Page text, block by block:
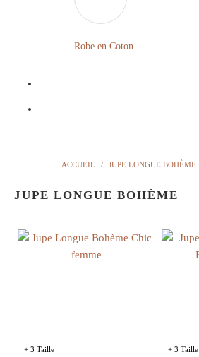
Blog
Question
Robe en Coton
ACCUEIL / JUPE LONGUE BOHÈME
JUPE LONGUE BOHÈME
+ 3 Taille + 3 Taille